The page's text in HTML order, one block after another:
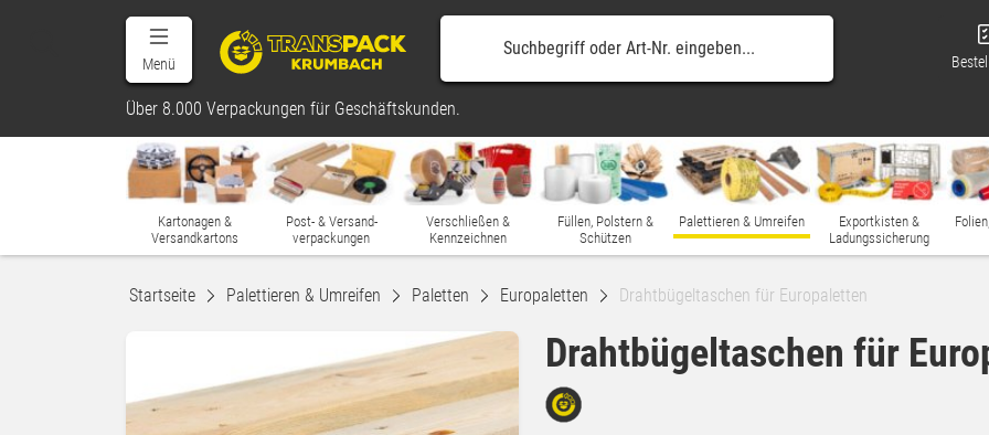
Menü
Über 8.000 Verpackungen für Geschäftskunden.
Kartonagen &
Versandkartons
Post- & Versand-
verpackungen
Verschließen &
Kennzeichnen
Füllen, Polstern &
Schützen
Palettieren & Umreifen
Exportkisten &
Ladungssicherung
Startseite Palettieren & Umreifen Paletten Europaletten Drahtbügeltaschen für Europaletten
Drahtbügeltaschen für